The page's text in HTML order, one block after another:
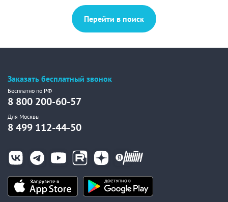
Перейти в поиск
Заказать бесплатный звонок
Бесплатно по РФ
8 800 200-60-57
Для Москвы
8 499 112-44-50